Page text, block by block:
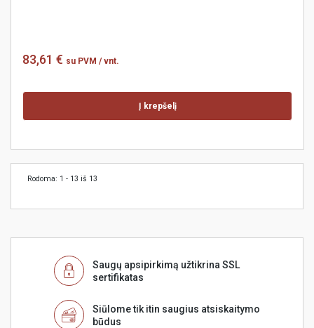
83,61 € su PVM / vnt.
Į krepšelį
Rodoma: 1 - 13 iš 13
Saugų apsipirkimą užtikrina SSL
sertifikatas
Siūlome tik itin saugius atsiskaitymo
būdus